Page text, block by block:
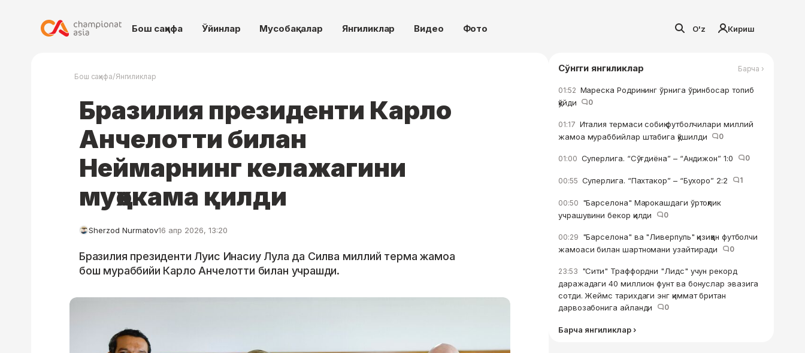
Бош саҳифа Ўйинлар Мусобақалар Янгиликлар Видео Фото O'z Кириш
Бош саҳифа/Янгиликлар
Бразилия президенти Карло
Анчелотти билан
Неймарнинг келажагини
муҳокама қилди
Sherzod Nurmatov16 апр 2026, 13:20
Бразилия президенти Луис Инасиу Лула да Силва миллий терма жамоа
бош мураббийи Карло Анчелотти билан учрашди.
Сўнгги янгиликлар Барча ›
01:52 Мареска Родрининг ўрнига ўринбосар топиб
қўйди
0
01:17 Италия термаси собиқ футболчилари миллий
жамоа мураббийлар штабига қўшилди
0
01:00 Суперлига. “Сўғдиёна” – “Андижон” 1:0 0
00:55 Суперлига. “Пахтакор” – “Бухоро” 2:2 1
00:50 "Барселона" Марокашдаги ўртоқлик
учрашувини бекор қилди
0
00:29 "Барселона" ва "Ливерпуль" қизиққан футболчи
жамоаси билан шартномани узайтиради
0
23:53 "Сити" Траффордни "Лидс" учун рекорд
даражадаги 40 миллион фунт ва бонуслар эвазига
сотди. Жеймс тарихдаги энг қиммат британ
дарвозабонига айланди
0
Барча янгиликлар ›